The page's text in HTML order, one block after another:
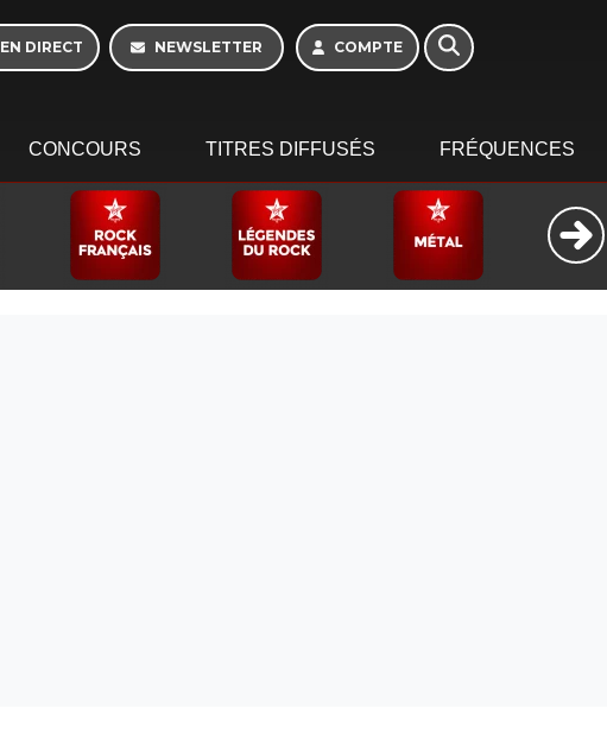
EN DIRECT NEWSLETTER COMPTE
CONCOURS TITRES DIFFUSÉS FRÉQUENCES